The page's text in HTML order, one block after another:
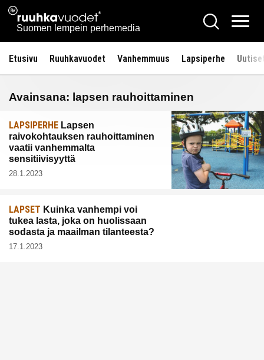
Siirry
sisältöön
Ruuhkavuodet.fi
Suomen lempein perhemedia
Hae
Etusivu Ruuhkavuodet Vanhemmuus Lapsiperhe
Avainsana: lapsen rauhoittaminen
LAPSIPERHE Lapsen
raivokohtauksen rauhoittaminen
vaatii vanhemmalta
sensitiivisyyttä
28.1.2023
LAPSET Kuinka vanhempi voi
tukea lasta, joka on huolissaan
sodasta ja maailman tilanteesta?
17.1.2023